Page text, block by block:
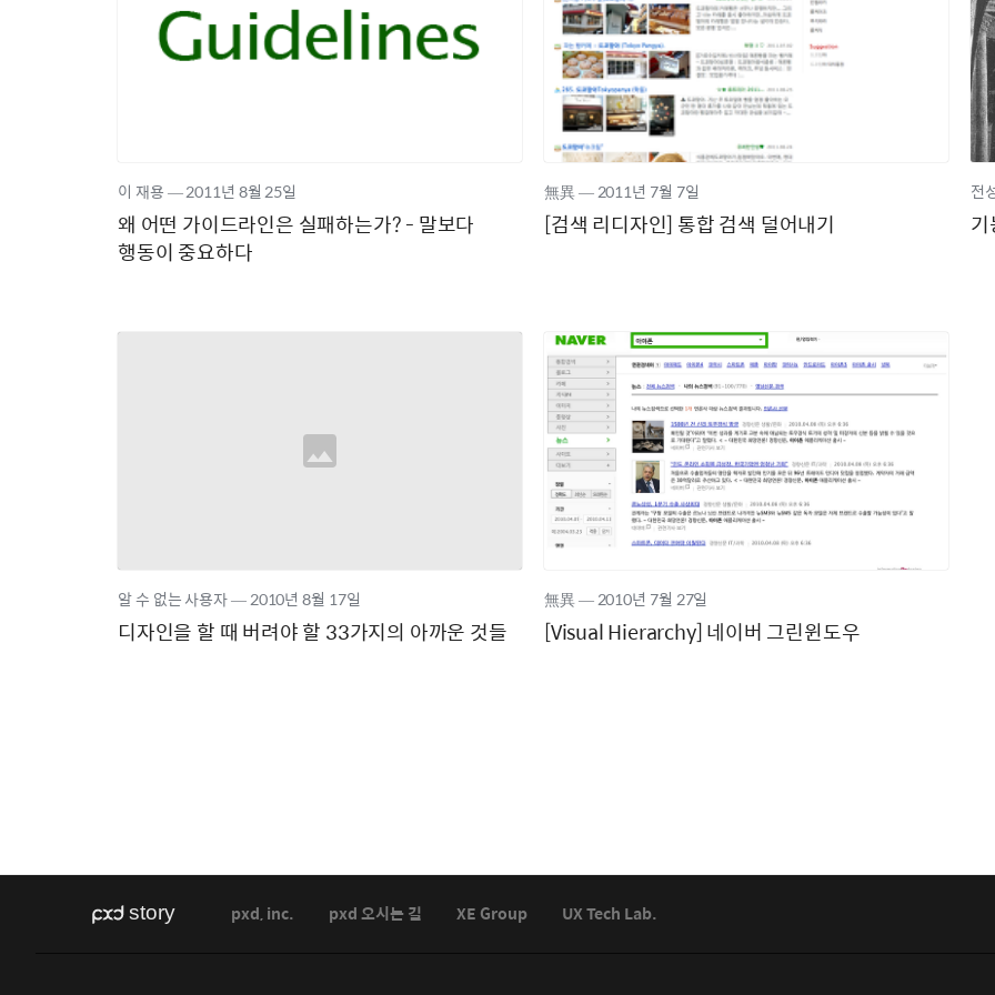
왜 어떤 가이드라인은 실패하는가? - 말보다
행동이 중요하다
이 재용―2011년 8월 25일
[검색 리디자인] 통합 검색 덜어내기
無異―2011년 7월 7일 전
디자인을 할 때 버려야 할 33가지의 아까운 것들
알 수 없는 사용자―2010년8월 17일
[Visual Hierarchy] 네이버 그린윈도우
無異―2010년 7월 27일
pxd, inc. pxd 오시는 길 XE Group UX Tech Lab.